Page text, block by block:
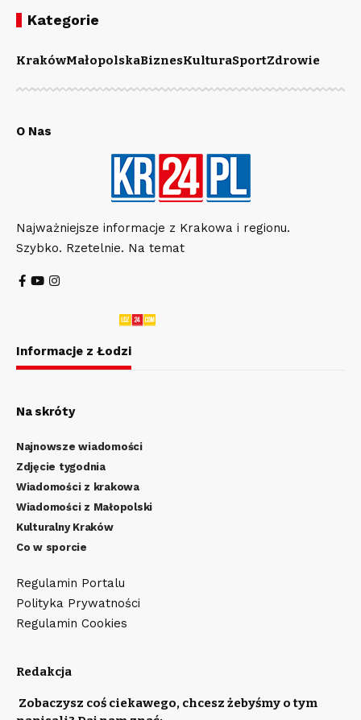
Kategorie
KrakówMałopolskaBiznesKulturaSportZdrowie
O Nas
Najważniejsze informacje z Krakowa i regionu.
Szybko. Rzetelnie. Na temat
Informacje z Łodzi
Na skróty
Najnowsze wiadomości
Zdjęcie tygodnia
Wiadomości z krakowa
Wiadomości z Małopolski
Kulturalny Kraków
Co w sporcie
Regulamin Portalu
Polityka Prywatności
Regulamin Cookies
Redakcja
Zobaczysz coś ciekawego, chcesz żebyśmy o tym